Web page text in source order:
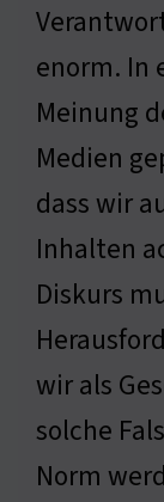
enorm. In
Meinung
Medien
dass wir
Inhalten
Diskurs
wir als
solche
Norm